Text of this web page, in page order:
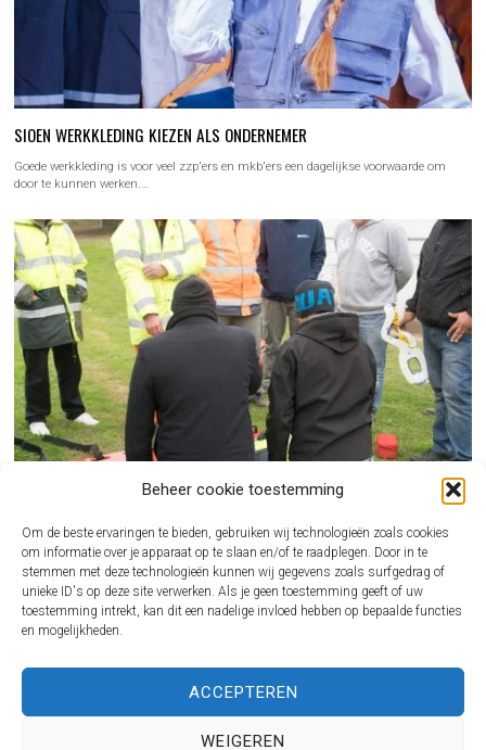
Beheer cookie toestemming
Om de beste ervaringen te bieden, gebruiken wij technologieën zoals cookies
om informatie over je apparaat op te slaan en/of te raadplegen. Door in te
stemmen met deze technologieën kunnen wij gegevens zoals surfgedrag of
unieke ID's op deze site verwerken. Als je geen toestemming geeft of uw
toestemming intrekt, kan dit een nadelige invloed hebben op bepaalde functies
en mogelijkheden.
ACCEPTEREN
WEIGEREN
ROBERT DOORNBOS
VERMOGEN, BEDRIJVEN EN
MEER FEITJES
SIOEN WERKKLEDING KIEZEN ALS ONDERNEMER
Goede werkkleding is voor veel zzp'ers en mkb'ers een dagelijkse voorwaarde om
door te kunnen werken.…
BHV CURSUS REGELEN ALS ONDERNEMER ZONDER GEDOE
Een incident op de werkvloer komt nooit gelegen. Juist dan wil je dat iemand direct
Copyright 2024. Vennoot.nl. Alle rechten voorbehouden. info@vennoot.nl